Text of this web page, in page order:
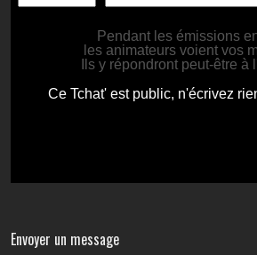
Envoyer un message